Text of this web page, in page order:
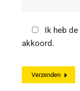
Ik heb de
akkoord.